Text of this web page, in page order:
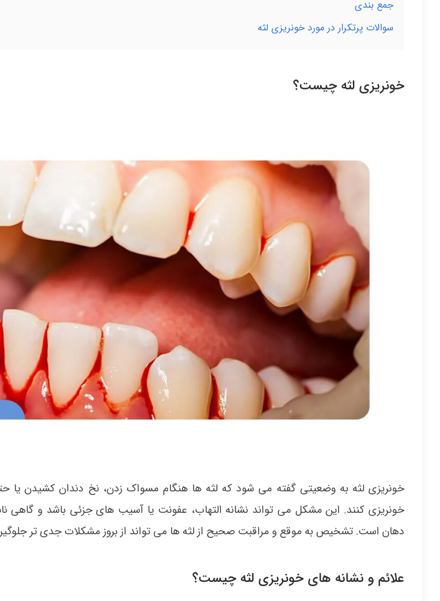
جمع بندی
سوالات پرتکرار در مورد خونریزی لثه
خونریزی لثه چیست؟
خونریزی لثه به وضعیتی گفته می شود که لثه ها هنگام مسواک زدن، نخ دندان کشیدن یا
خونریزی کنند. این مشکل می تواند نشانه التهاب، عفونت یا آسیب های جزئی باشد و گاهی
دهان است. تشخیص به موقع و مراقبت صحیح از لثه ها می تواند از بروز مشکلات جدی تر
علائم و نشانه های خونریزی لثه چیست؟